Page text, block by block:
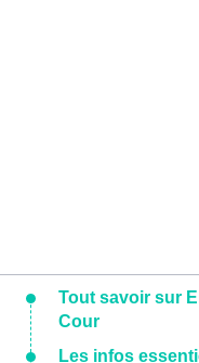
Tout savoir sur
Cour
Les infos